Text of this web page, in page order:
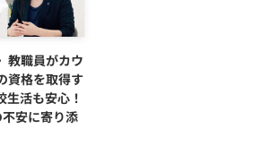
教職員がカウ
資格を取得す
生活も安心！
安に寄り添